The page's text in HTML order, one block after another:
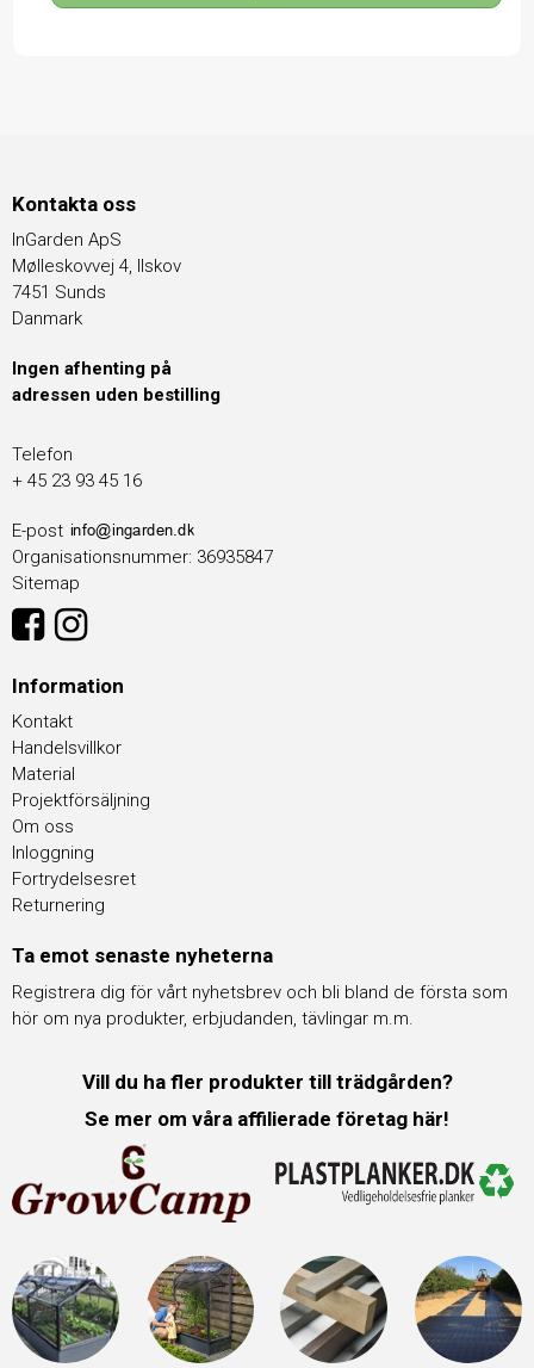
Kontakta oss
InGarden ApS
Mølleskovvej 4, Ilskov
7451 Sunds
Danmark
Ingen afhenting på
adressen uden bestilling
Telefon
+ 45 23 93 45 16
E-post
Organisationsnummer: 36935847
Sitemap
Information
Kontakt
Handelsvillkor
Material
Projektförsäljning
Om oss
Inloggning
Fortrydelsesret
Returnering
Ta emot senaste nyheterna
Registrera dig för vårt nyhetsbrev och bli bland de första som
hör om nya produkter, erbjudanden, tävlingar m.m.
Vill du ha fler produkter till trädgården?
Se mer om våra affilierade företag här!